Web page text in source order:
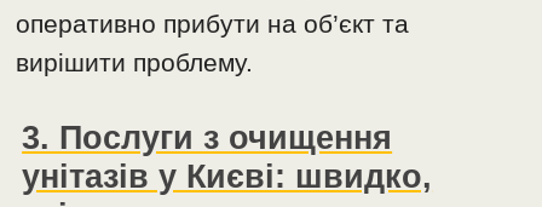
оперативно прибути на об’єкт та
вирішити проблему.
3. Послуги з очищення
унітазів у Києві: швидко,